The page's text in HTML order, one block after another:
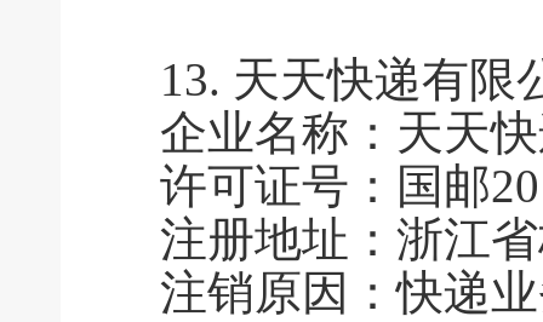
13. 天天快递有限
企业名称：天天
许可证号：国邮
注册地址：浙江
注销原因：快递